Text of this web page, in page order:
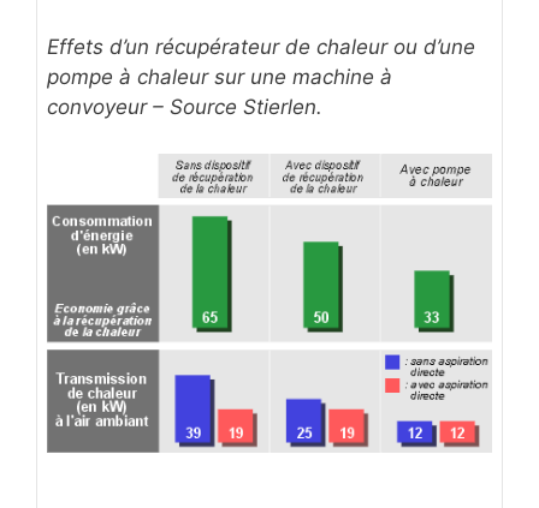
Effets d’un récupérateur de chaleur ou d’une
pompe à chaleur sur une machine à
convoyeur – Source Stierlen.